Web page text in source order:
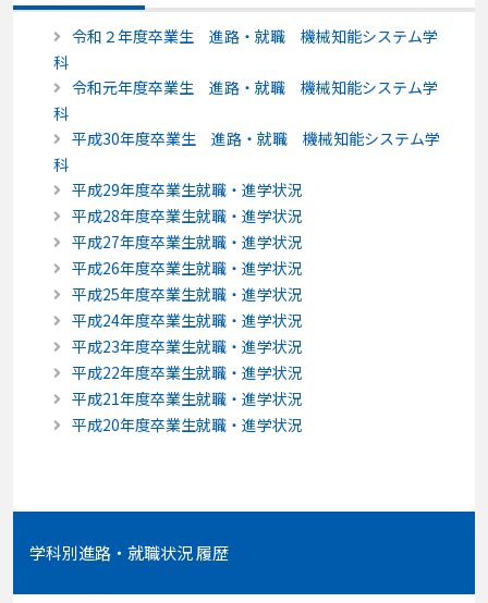
令和２年度卒業生 進路・就職 機械知能システム学
科
令和元年度卒業生 進路・就職 機械知能システム学
科
平成30年度卒業生 進路・就職 機械知能システム学
科
平成29年度卒業生就職・進学状況
平成28年度卒業生就職・進学状況
平成27年度卒業生就職・進学状況
平成26年度卒業生就職・進学状況
平成25年度卒業生就職・進学状況
平成24年度卒業生就職・進学状況
平成23年度卒業生就職・進学状況
平成22年度卒業生就職・進学状況
平成21年度卒業生就職・進学状況
平成20年度卒業生就職・進学状況
学科別進路・就職状況 履歴